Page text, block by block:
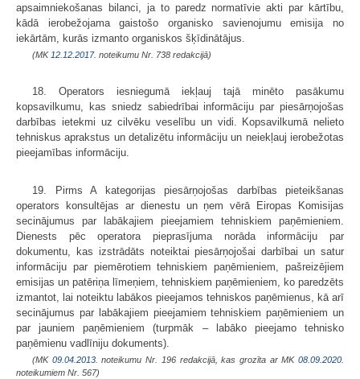
apsaimniekošanas bilanci, ja to paredz normatīvie akti par kārtību,
kādā ierobežojama gaistošo organisko savienojumu emisija no
iekārtām, kurās izmanto organiskos šķīdinātājus.
(MK 12.12.2017. noteikumu Nr. 738 redakcijā)
18. Operators iesniegumā iekļauj tajā minēto pasākumu
kopsavilkumu, kas sniedz sabiedrībai informāciju par piesārņojošas
darbības ietekmi uz cilvēku veselību un vidi. Kopsavilkumā nelieto
tehniskus aprakstus un detalizētu informāciju un neiekļauj ierobežotas
pieejamības informāciju.
19. Pirms A kategorijas piesārņojošas darbības pieteikšanas
operators konsultējas ar dienestu un ņem vērā Eiropas Komisijas
secinājumus par labākajiem pieejamiem tehniskiem paņēmieniem.
Dienests pēc operatora pieprasījuma norāda informāciju par
dokumentu, kas izstrādāts noteiktai piesārņojošai darbībai un satur
informāciju par piemērotiem tehniskiem paņēmieniem, pašreizējiem
emisijas un patēriņa līmeņiem, tehniskiem paņēmieniem, ko paredzēts
izmantot, lai noteiktu labākos pieejamos tehniskos paņēmienus, kā arī
secinājumus par labākajiem pieejamiem tehniskiem paņēmieniem un
par jauniem paņēmieniem (turpmāk – labāko pieejamo tehnisko
paņēmienu vadlīniju dokuments).
(MK 09.04.2013. noteikumu Nr. 196 redakcijā, kas grozīta ar MK08.09.2020.
noteikumiem Nr. 567)